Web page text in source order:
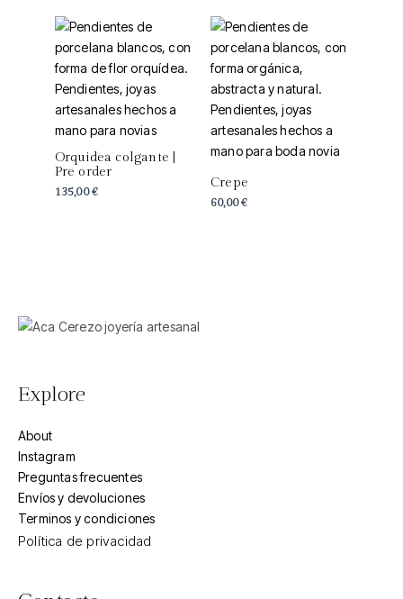
Orquidea colgante |
Pre order
135,00€
Crepe
60,00€
Explore
About
Instagram
Preguntas frecuentes
Envíos y devoluciones
Terminos y condiciones
Política de privacidad